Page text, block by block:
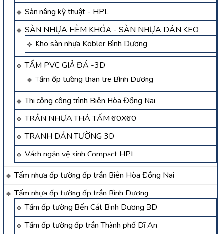
Sàn nâng kỹ thuật - HPL
SÀN NHỰA HÈM KHÓA - SÀN NHỰA DÁN KEO
Kho sàn nhựa Kobler Bình Dương
TẤM PVC GIẢ ĐÁ -3D
Tấm ốp tường than tre Bình Dương
Thi công công trình Biên Hòa Đồng Nai
TRẦN NHỰA THẢ TẤM 60X60
TRANH DÁN TƯỜNG 3D
Vách ngăn vệ sinh Compact HPL
Tấm nhựa ốp tường ốp trần Biên Hòa Đồng Nai
Tấm nhựa ốp tường ốp trần Bình Dương
Tấm ốp tường Bến Cát Bình Dương BD
Tấm ốp tường ốp trần Thành phố Dĩ An